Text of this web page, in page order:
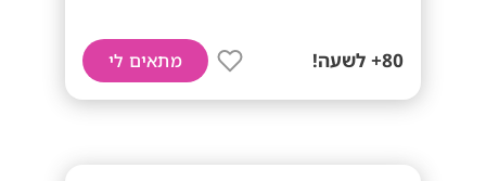
80+ לשעה! מתאים לי